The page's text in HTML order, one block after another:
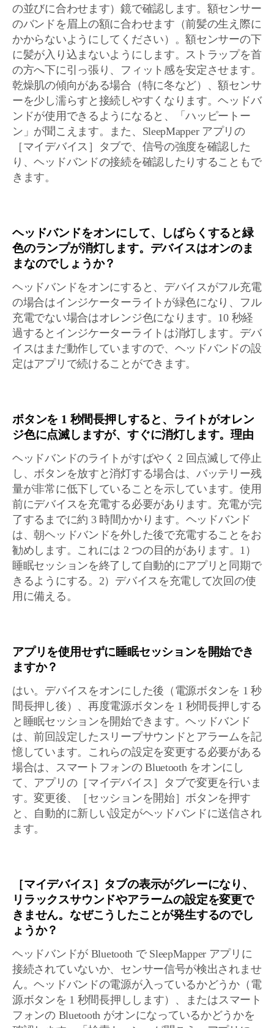
の並びに合わせます）鏡で確認します。額センサー
のバンドを眉上の額に合わせます（前髪の生え際に
かからないようにしてください）。額センサーの下
に髪が入り込まないようにします。ストラップを首
の方へ下に引っ張り、フィット感を安定させます。
乾燥肌の傾向がある場合（特に冬など）、額センサ
ーを少し濡らすと接続しやすくなります。ヘッドバ
ンドが使用できるようになると、「ハッピートー
ン」が聞こえます。また、SleepMapper アプリの
［マイデバイス］タブで、信号の強度を確認した
り、ヘッドバンドの接続を確認したりすることもで
きます。
ヘッドバンドをオンにして、しばらくすると緑
色のランプが消灯します。デバイスはオンのま
まなのでしょうか？
ヘッドバンドをオンにすると、デバイスがフル充電
の場合はインジケーターライトが緑色になり、フル
充電でない場合はオレンジ色になります。10 秒経
過するとインジケーターライトは消灯します。デバ
イスはまだ動作していますので、ヘッドバンドの設
定はアプリで続けることができます。
ボタンを 1 秒間長押しすると、ライトがオレン
ジ色に点滅しますが、すぐに消灯します。理由
ヘッドバンドのライトがすばやく 2 回点滅して停止
し、ボタンを放すと消灯する場合は、バッテリー残
量が非常に低下していることを示しています。使用
前にデバイスを充電する必要があります。充電が完
了するまでに約 3 時間かかります。ヘッドバンド
は、朝ヘッドバンドを外した後で充電することをお
勧めします。これには 2 つの目的があります。1）
睡眠セッションを終了して自動的にアプリと同期で
きるようにする。2）デバイスを充電して次回の使
用に備える。
アプリを使用せずに睡眠セッションを開始でき
ますか？
はい。デバイスをオンにした後（電源ボタンを 1 秒
間長押し後）、再度電源ボタンを 1 秒間長押しする
と睡眠セッションを開始できます。ヘッドバンド
は、前回設定したスリープサウンドとアラームを記
憶しています。これらの設定を変更する必要がある
場合は、スマートフォンの Bluetooth をオンにし
て、アプリの［マイデバイス］タブで変更を行いま
す。変更後、［セッションを開始］ボタンを押す
と、自動的に新しい設定がヘッドバンドに送信され
ます。
［マイデバイス］タブの表示がグレーになり、
リラックスサウンドやアラームの設定を変更で
きません。なぜこうしたことが発生するのでし
ょうか？
ヘッドバンドが Bluetooth で SleepMapper アプリに
接続されていないか、センサー信号が検出されませ
ん。ヘッドバンドの電源が入っているかどうか（電
源ボタンを 1 秒間長押しします）、またはスマート
フォンの Bluetooth がオンになっているかどうかを